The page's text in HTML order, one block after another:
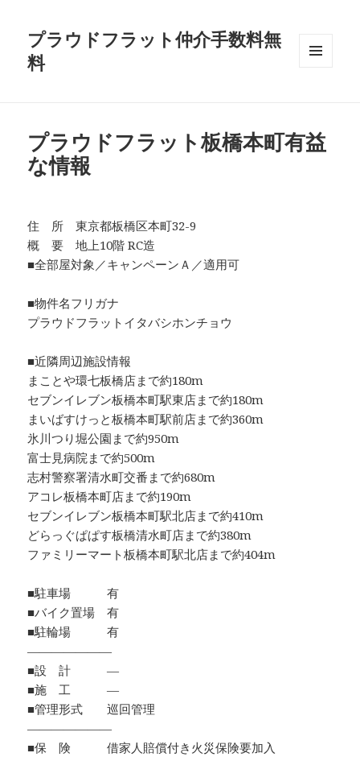
プラウドフラット仲介手数料無
料
プラウドフラット板橋本町有益
な情報
住 所 東京都板橋区本町32-9
概 要 地上10階 RC造
■全部屋対象／キャンペーンＡ／適用可
■物件名フリガナ
プラウドフラットイタバシホンチョウ
■近隣周辺施設情報
まことや環七板橋店まで約180m
セブンイレブン板橋本町駅東店まで約180m
まいばすけっと板橋本町駅前店まで約360m
氷川つり堀公園まで約950m
富士見病院まで約500m
志村警察署清水町交番まで約680m
アコレ板橋本町店まで約190m
セブンイレブン板橋本町駅北店まで約410m
どらっぐぱぱす板橋清水町店まで約380m
ファミリーマート板橋本町駅北店まで約404m
■駐車場 有
■バイク置場 有
■駐輪場 有
―――――――
■設 計 ―
■施 工 ―
■管理形式 巡回管理
―――――――
■保 険 借家人賠償付き火災保険要加入